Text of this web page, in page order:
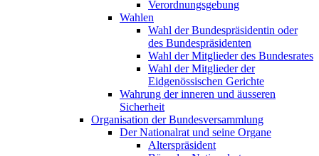
Verordnungsgebung
Wahlen
Wahl der Bundespräsidentin oder
des Bundespräsidenten
Wahl der Mitglieder des Bundesrates
Wahl der Mitglieder der
Eidgenössischen Gerichte
Wahrung der inneren und äusseren
Sicherheit
Organisation der Bundesversammlung
Der Nationalrat und seine Organe
Alterspräsident